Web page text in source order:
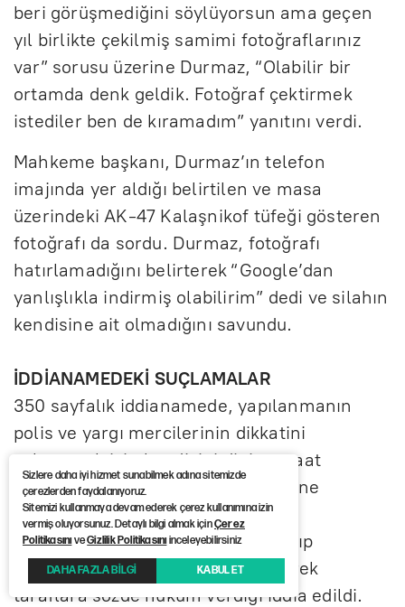
beri görüşmediğini söylüyorsun ama geçen
yıl birlikte çekilmiş samimi fotoğraflarınız
var” sorusu üzerine Durmaz, “Olabilir bir
ortamda denk geldik. Fotoğraf çektirmek
istediler ben de kıramadım” yanıtını verdi.
Mahkeme başkanı, Durmaz’ın telefon
imajında yer aldığı belirtilen ve masa
üzerindeki AK-47 Kalaşnikof tüfeği gösteren
fotoğrafı da sordu. Durmaz, fotoğrafı
hatırlamadığını belirterek “Google’dan
yanlışlıkla indirmiş olabilirim” dedi ve silahın
kendisine ait olmadığını savundu.
İDDİANAMEDEKİ SUÇLAMALAR
350 sayfalık iddianamede, yapılanmanın
polis ve yargı mercilerinin dikkatini
çekmemek için kendisini dini cemaat
görünümüyle gizlemeye çalıştığı öne
sürüldü. Çetenin, alacak verecek
anlaşmazlığı bulunan kişilere ulaşıp
“Paranızı biz tahsil edeceğiz” diyerek
taraflara sözde hüküm verdiği iddia edildi.
Sizlere daha iyi hizmet sunabilmek adına sitemizde
çerezlerden faydalanıyoruz.
Sitemizi kullanmaya devam ederek çerez kullanımına izin
vermiş oluyorsunuz. Detaylı bilgi almak içinÇerez
PolitikasınıveGizlilik Politikasınıinceleyebilirsiniz
DAHA FAZLA BİLGİ KABUL ET